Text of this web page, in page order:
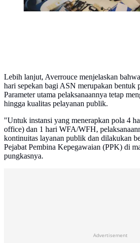
Lebih lanjut, Averrouce menjelaskan
hari sepekan bagi ASN merupakan bentuk
Parameter utama pelaksanaannya tetap
hingga kualitas pelayanan publik.
"Untuk instansi yang menerapkan pola 4
office) dan 1 hari WFA/WFH,
kontinuitas layanan publik dan dilakukan
Pejabat Pembina Kepegawaian (PPK) di
pungkasnya.
Advertisement